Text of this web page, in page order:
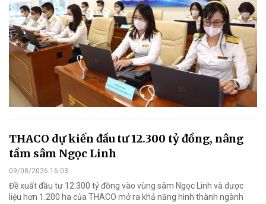
THACO dự kiến đầu tư 12.300 tỷ đồng, nâng
tầm sâm Ngọc Linh
09/08/2026 16:03
Đề xuất đầu tư 12.300 tỷ đồng vào vùng sâm Ngọc Linh và dược
liệu hơn 1.200 ha của THACO mở ra khả năng hình thành ngành